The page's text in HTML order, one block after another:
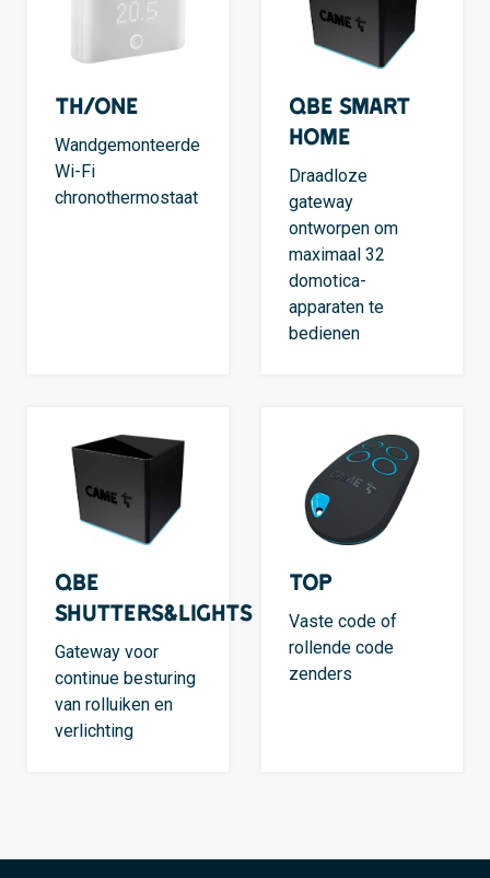
TH/ONE
Wandgemonteerde
Wi-Fi
chronothermostaat
QBE Smart
Home
Draadloze
gateway
ontworpen om
maximaal 32
domotica-
apparaten te
bedienen
QBE
Shutters&Lights
Gateway voor
continue besturing
van rolluiken en
verlichting
TOP
Vaste code of
rollende code
zenders